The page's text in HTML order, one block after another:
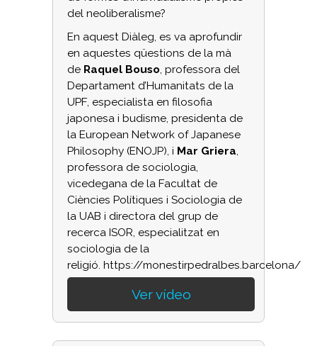
del neoliberalisme?
En aquest Diàleg, es va aprofundir
en aquestes qüestions de la mà
de Raquel Bouso, professora del
Departament d’Humanitats de la
UPF, especialista en filosofia
japonesa i budisme, presidenta de
la European Network of Japanese
Philosophy (ENOJP), i Mar Griera,
professora de sociologia,
vicedegana de la Facultat de
Ciències Polítiques i Sociologia de
la UAB i directora del grup de
recerca ISOR, especialitzat en
sociologia de la
religió. https://monestirpedralbes.barcelona/
Ver vídeo